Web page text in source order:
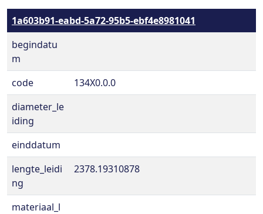
1a603b91-eabd-5a72-95b5-ebf4e8981041
begindatu
m
code
134X0.0.0
diameter_le
iding
einddatum
lengte_leidi
ng
2378.19310878
materiaal_l